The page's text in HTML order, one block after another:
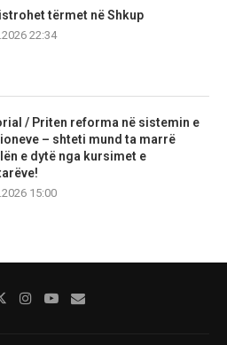
tërmet në Shkup
22:34
/ Priten reforma në sistemin e
– shteti mund ta marrë
e dytë nga kursimet e
15:00